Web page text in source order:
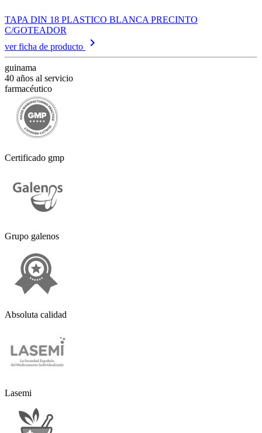
TAPA DIN 18 PLASTICO BLANCA PRECINTO
C/GOTEADOR
ver ficha de producto
keyboard_arrow_right
guinama
40 años al servicio
farmacéutico
Certificado gmp
Grupo galenos
Absoluta calidad
Lasemi